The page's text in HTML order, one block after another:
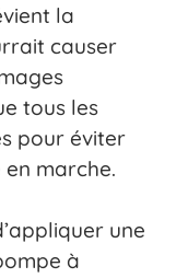
la
causer
tous les
pour éviter
marche.
une
à